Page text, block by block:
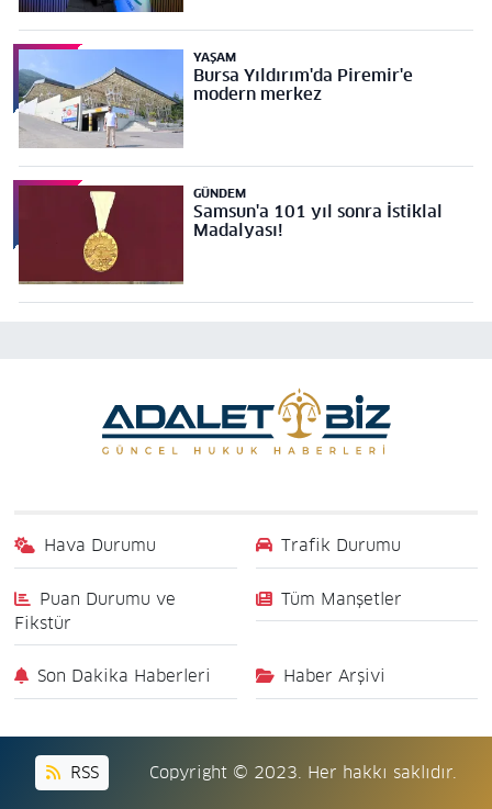
YAŞAM
Bursa Yıldırım'da Piremir'e
modern merkez
GÜNDEM
Samsun'a 101 yıl sonra İstiklal
Madalyası!
Hava Durumu Trafik Durumu
Puan Durumu ve
Fikstür
Tüm Manşetler
Son Dakika Haberleri Haber Arşivi
RSS Copyright © 2023. Her hakkı saklıdır.